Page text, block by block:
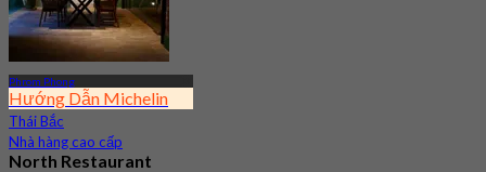
Phrom Phong
Hướng Dẫn Michelin
Thái Bắc
Nhà hàng cao cấp
North Restaurant